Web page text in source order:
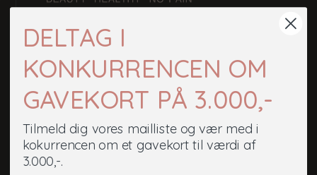
OM JUKA CRYOSAUNA
DISTRIBUTION AF MASKINER
CERTIFIKAT: MEDICINSK REGISTRERET
CRYOSAUNA MED DOKUMENTERET EFFEKT
DELTAG I
KONKURRENCEN OM
GAVEKORT PÅ 3.000,-
Tilmeld dig vores mailliste og vær med i
kokurrencen om et gavekort til værdi af
3.000,-.